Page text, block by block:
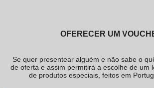
OFERECER UM
Se quer presentear alguém e não sabe o
de oferta e assim permitirá a escolhe de um
de produtos especiais, feitos em